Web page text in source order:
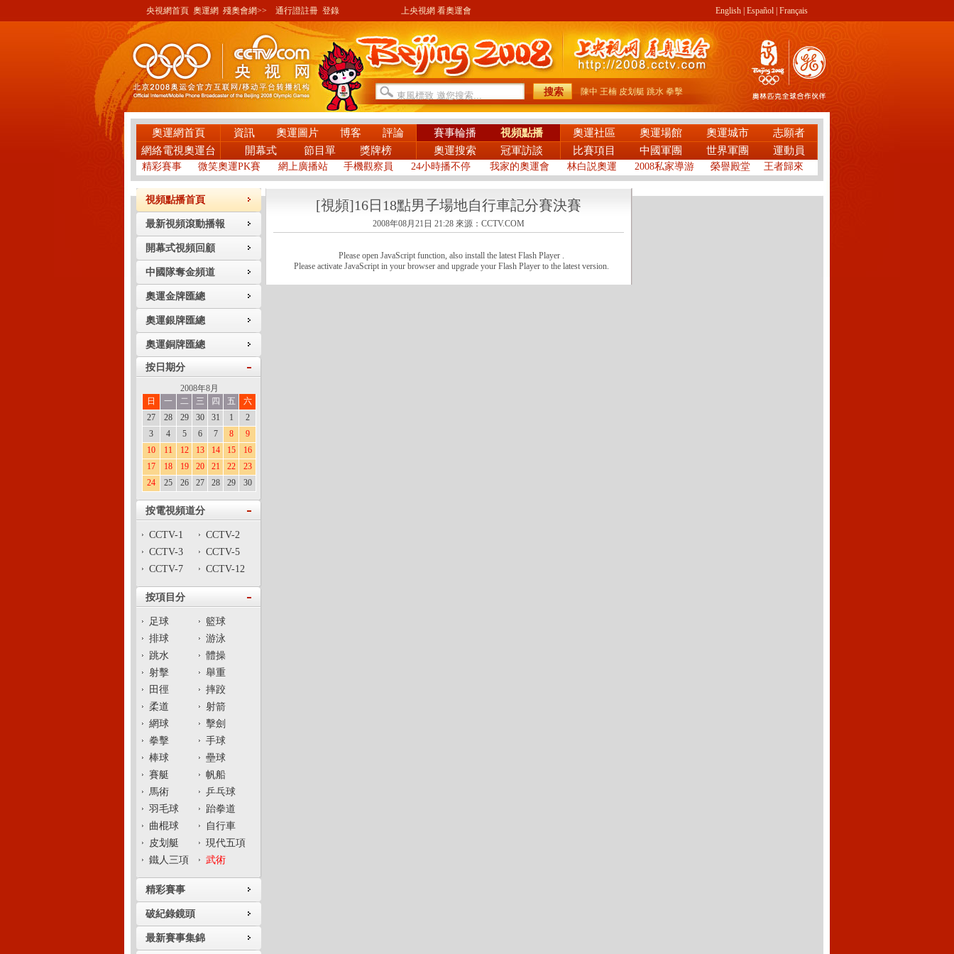
央視網首頁 奧運網 殘奧會網>> 通行證註冊 登錄 上央視網 看奧運會 English Español Français
陳中 王楠 皮划艇 跳水 拳擊
奧運網首頁 資訊 奧運圖片 博客 評論 賽事輪播 視頻點播 奧運社區 奧運場館 奧運城市
志願者
網絡電視奧運台
開幕式 節目單 獎牌榜 奧運搜索 冠軍訪談 比賽項目 中國軍團 世界軍團 運動員
精彩賽事 微笑奧運PK賽 網上廣播站 手機觀察員 24小時播不停 我家的奧運會 林白説奧運 2008私家導游 榮譽殿堂 王者歸來
視頻點播首頁
最新視頻滾動播報
開幕式視頻回顧
中國隊奪金頻道
奧運金牌匯總
奧運銀牌匯總
奧運銅牌匯總
按日期分
2008年8月
日
一 二 三 四 五
六
27
28 29 30 31 1
2
3
4 5 6 7 8
9
10
11 12 13 14 15
16
17
18 19 20 21 22
23
24
25 26 27 28 29 30
按電視頻道分
CCTV-1
CCTV-2
CCTV-3
CCTV-5
CCTV-7
CCTV-12
按項目分
足球
籃球
排球
游泳
跳水
體操
射擊
舉重
田徑
摔跤
柔道
射箭
網球
擊劍
拳擊
手球
棒球
壘球
賽艇
帆船
馬術
乒乓球
羽毛球
跆拳道
曲棍球
自行車
皮划艇
現代五項
鐵人三項
武術
精彩賽事
破紀錄鏡頭
最新賽事集錦
[視頻]16日18點男子場地自行車記分賽決賽
2008年08月21日 21:28 來源：CCTV.COM
Please open JavaScript function, also install the latest Flash Player .
Please activate JavaScript in your browser and upgrade your Flash Player to the latest version.